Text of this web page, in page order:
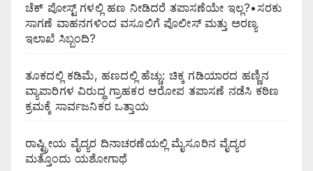
ಚೆಕ್ ಪೋಸ್ಟ್ ಗಳಲ್ಲಿ ಹಣ ನೀಡಿದರೆ ತಪಾಸಣೆಯೇ ಇಲ್ಲ?•ಸರಕು
ಸಾಗಣೆ ವಾಹನಗಳಿಂದ ವಸೂಲಿಗೆ ಪೊಲೀಸ್ ಮತ್ತು ಅರಣ್ಯ
ಇಲಾಖೆ ಸಿಬ್ಬಂದಿ?
ತೂಕದಲ್ಲಿ ಕಡಿಮೆ, ಹಣದಲ್ಲಿ ಹೆಚ್ಚು: ಚಿಕ್ಕ ಗಡಿಯಾರದ ಹಣ್ಣಿನ
ವ್ಯಾಪಾರಿಗಳ ವಿರುದ್ಧ ಗ್ರಾಹಕರ ಆರೋಪ ತಪಾಸಣೆ ನಡೆಸಿ ಕಠಿಣ
ಕ್ರಮಕ್ಕೆ ಸಾರ್ವಜನಿಕರ ಒತ್ತಾಯ
ರಾಷ್ಟ್ರೀಯ ವೈದ್ಯರ ದಿನಾಚರಣೆಯಲ್ಲಿ ಮೈಸೂರಿನ ವೈದ್ಯರ
ಮತ್ತೊಂದು ಯಶೋಗಾಥೆ